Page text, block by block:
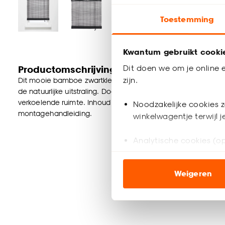
Toestemming
Kwantum gebruikt
Dit doen we om je online
zijn.
Noodzakelijke cookies
winkelwagentje terwijl
Analytische cookies
ook buiten de
Klik op ‘Ja, alles
noodzakelijke cookies
Weigeren
Productomschrijving
Dit mooie bamboe zwartkleurige rolgordijn is ideaal voor
de natuurlijke uitstraling. Doordat het bamboe rolgordijn
verkoelende ruimte. Inhoud verpakking: schroeven,
montagehandleiding.